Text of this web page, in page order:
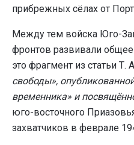
прибрежных сёлах от
Между тем войска Юго-
фронтов развивали
это фрагмент из статьи Т.
свободы»,
временника» и
юго-восточного
захватчиков в феврале